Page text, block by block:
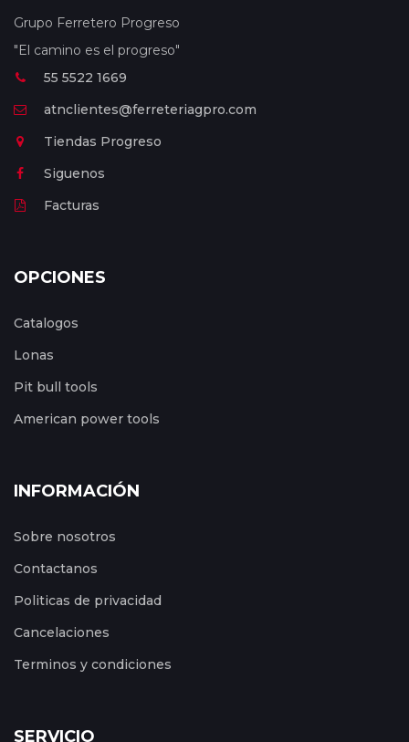
Grupo Ferretero Progreso
"El camino es el progreso"
55 5522 1669
atnclientes@ferreteriagpro.com
Tiendas Progreso
Siguenos
Facturas
OPCIONES
Catalogos
Lonas
Pit bull tools
American power tools
INFORMACIÓN
Sobre nosotros
Contactanos
Politicas de privacidad
Cancelaciones
Terminos y condiciones
SERVICIO